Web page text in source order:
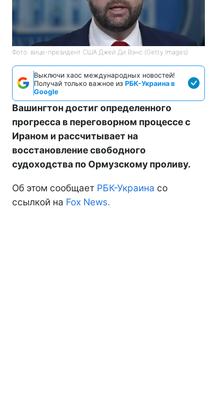
Фото: вице-президент США Джей Ди Вэнс (Getty Images)
Выключи хаос международных новостей!
Получай только важное из РБК-Украина в
Google
Вашингтон достиг определенного
прогресса в переговорном процессе с
Ираном и рассчитывает на
восстановление свободного
судоходства по Ормузскому проливу.
Об этом сообщает РБК-Украина со
ссылкой на Fox News.